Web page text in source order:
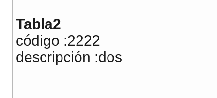
Tabla2
código :2222
descripción :dos